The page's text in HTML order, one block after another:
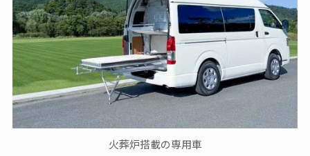
火葬炉搭載の専用車